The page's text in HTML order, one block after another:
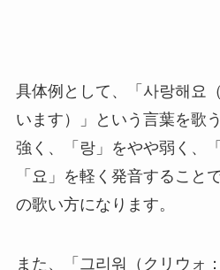
具体例として、「사랑해요
います）」という言葉を歌
強く、「랑」をやや弱く、
「요」を軽く発音すること
の歌い方になります。
また、「그리워（クリウォ